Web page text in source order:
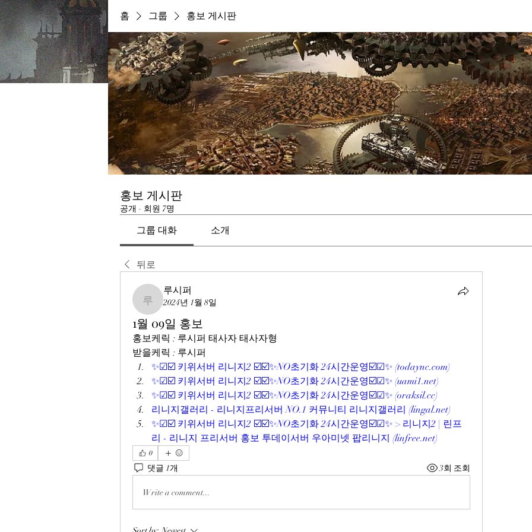
홈 그룹 홍보 게시판
홍보 게시판
공개 · 회원 7명
그룹 대화 소개
뒤로
루시퍼
루시퍼
2024년 1월 8일
1월 09일 홍보
홍보케릭 : 루시퍼 태사자 태사자형
받을케릭 : 루시퍼
✨☑☑️ 키위서버 리니지2 ☑️☑️✨NO초기화 24시간운영☑️☑✨ (todaync.com)
✨☑☑️ 키위서버 리니지2 ☑️☑️✨NO초기화 24시간운영☑️☑✨ (uami1.net)
✨☑☑️ 키위서버 리니지2 ☑️☑️✨NO초기화 24시간운영☑️☑✨ (oraksil.cc)
리니지갤러리 - 리니지프리서버 NO.1 커뮤니티 리니지갤러리 (lingal.net)
✨☑☑️ 키위서버 리니지2 ☑️☑️✨NO초기화 24시간운영☑️☑✨ > 리니지2 | 린프
리 - 리니지 프리서버 홍보 투데이서버 우아미넷 팝리니지 (linfree.net)
0
댓글 1개 3회 조회
Write a comment...